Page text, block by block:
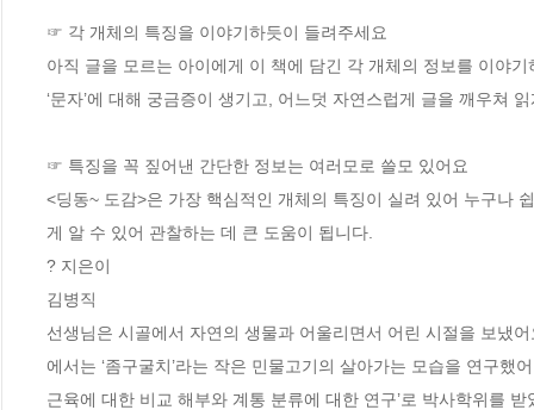
☞ 각 개체의 특징을 이야기하듯이 들려주세요
아직 글을 모르는 아이에게 이 책에 담긴 각 개체의 정보를 이야
‘문자’에 대해 궁금증이 생기고, 어느덧 자연스럽게 글을 깨우쳐
☞ 특징을 꼭 짚어낸 간단한 정보는 여러모로 쓸모 있어요
<딩동~ 도감>은 가장 핵심적인 개체의 특징이 실려 있어 누구나
게 알 수 있어 관찰하는 데 큰 도움이 됩니다.
? 지은이
김병직
선생님은 시골에서 자연의 생물과 어울리면서 어린 시절을 보냈
에서는 ‘좀구굴치’라는 작은 민물고기의 살아가는 모습을 연구
근육에 대한 비교 해부와 계통 분류에 대한 연구’로 박사학위를